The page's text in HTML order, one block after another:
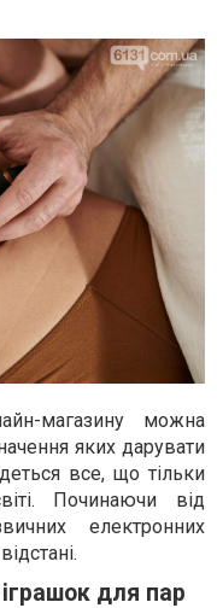
магазину можна
яких дарувати
все, що тільки
Починаючи від
електронних
для пар